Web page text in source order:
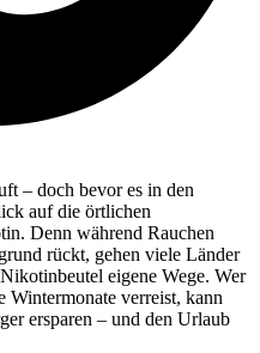
– doch bevor es in den
auf die örtlichen
Denn während Rauchen
rückt, gehen viele Länder
eigene Wege. Wer
Wintermonate verreist, kann
ersparen – und den Urlaub